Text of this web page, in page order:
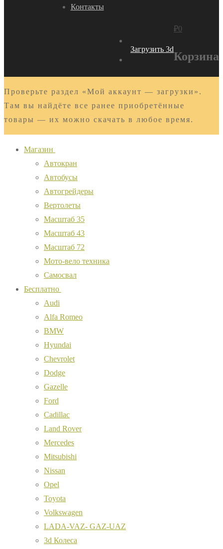
Контакты
Загрузить 3d
₽0
Корзина
Проверьте раздел «Мой аккаунт — загрузки».
Там вы найдёте все ранее приобретённые
товары — их можно скачать в любое время.
Магазин
Автокран
Автобусы
Автогрейдеры
Вертолеты
Масштаб 35
Масштаб 43
Масштаб 72
Мото-вело техника
Самосвал
Бесплатно
Audi
Alfa Romeo
BMW
Hyundai
Chevrolet
Dodge
Gazelle
Ford
Cadillac
Land Rover
Mercedes
Mitsubishi
Nissan
Opel
Toyota
Volkswagen
LADA-VAZ- GAZ-UAZ
3d Колеса